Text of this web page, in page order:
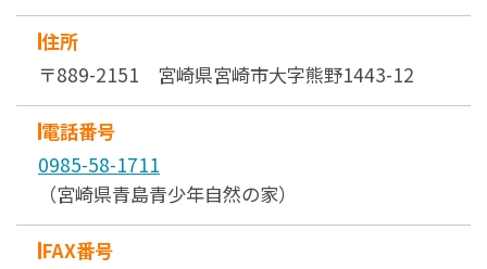
住所
〒889-2151 宮崎県宮崎市大字熊野1443-12
電話番号
0985-58-1711
（宮崎県青島青少年自然の家）
FAX番号